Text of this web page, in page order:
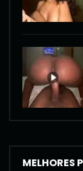
MELHORES